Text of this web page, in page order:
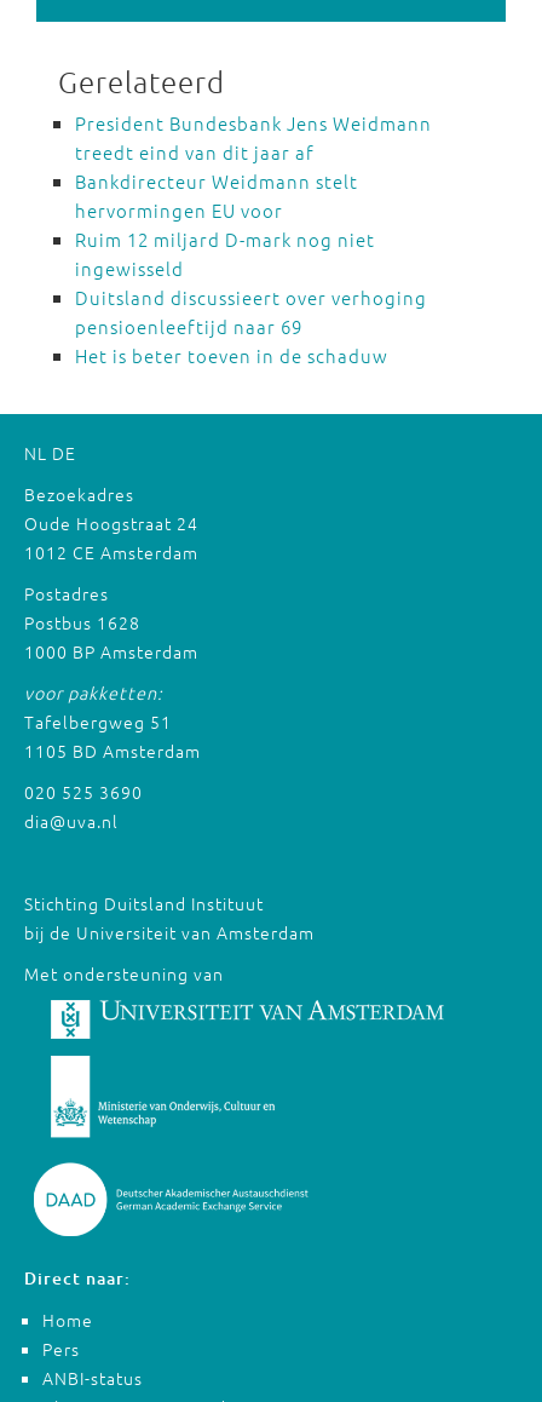
Gerelateerd
President Bundesbank Jens Weidmann
treedt eind van dit jaar af
Bankdirecteur Weidmann stelt
hervormingen EU voor
Ruim 12 miljard D-mark nog niet
ingewisseld
Duitsland discussieert over verhoging
pensioenleeftijd naar 69
Het is beter toeven in de schaduw
NL DE
Bezoekadres
Oude Hoogstraat 24
1012 CE Amsterdam
Postadres
Postbus 1628
1000 BP Amsterdam
voor pakketten:
Tafelbergweg 51
1105 BD Amsterdam
020 525 3690
dia@uva.nl
Stichting Duitsland Instituut
bij de Universiteit van Amsterdam
Met ondersteuning van
Direct naar:
Home
Pers
ANBI-status